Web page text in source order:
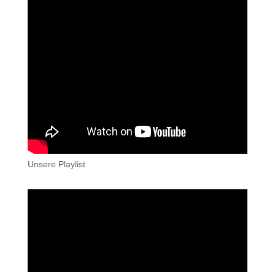
Unsere Playlist